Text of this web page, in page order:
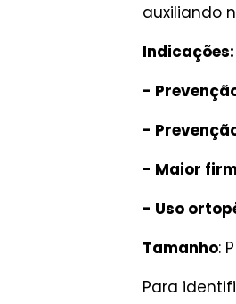
auxiliando
Indicações:
-
-
- Maior
- Uso
Tamanho:
Para